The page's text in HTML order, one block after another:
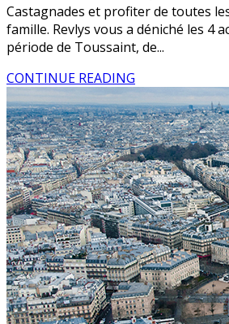
Castagnades et profiter de toutes
famille. Revlys vous a déniché les 4
période de Toussaint, de...
CONTINUE READING